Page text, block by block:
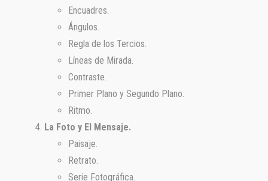
Encuadres.
Ángulos.
Regla de los Tercios.
Líneas de Mirada.
Contraste.
Primer Plano y Segundo Plano.
Ritmo.
La Foto y El Mensaje.
Paisaje.
Retrato.
Serie Fotográfica.